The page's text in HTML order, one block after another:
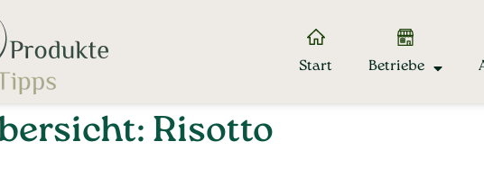
Start Betriebe
Risotto